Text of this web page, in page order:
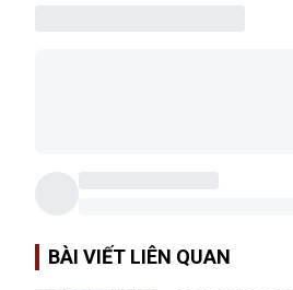
BÀI VIẾT LIÊN QUAN